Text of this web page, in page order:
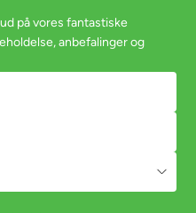
på vores fantastiske
anbefalinger og